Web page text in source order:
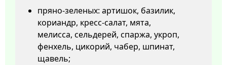
пряно-зеленых: артишок, базилик,
кориандр, кресс-салат, мята,
мелисса, сельдерей, спаржа, укроп,
фенхель, цикорий, чабер, шпинат,
щавель;